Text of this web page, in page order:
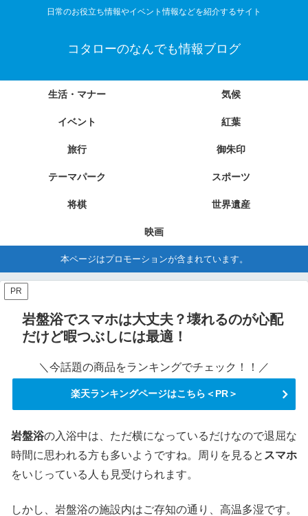
日常のお役立ち情報やイベント情報などを紹介するサイト
コタローのなんでも情報ブログ
生活・マナー 気候
イベント 紅葉
旅行 御朱印
テーマパーク スポーツ
将棋 世界遺産
映画
本ページはプロモーションが含まれています。
PR
岩盤浴でスマホは大丈夫？壊れるのが心配
だけど暇つぶしには最適！
＼今話題の商品をランキングでチェック！！／
楽天ランキングページはこちら＜PR＞
岩盤浴の入浴中は、ただ横になっているだけなので退屈な
時間に思われる方も多いようですね。周りを見ると スマホ
をいじっている人も見受けられます。
しかし、岩盤浴の施設内はご存知の通り、高温多湿です。